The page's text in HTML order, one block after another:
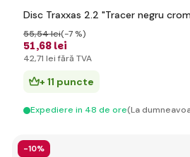
Disc Traxxas 2.2 "Tracer negru
51,68 lei
55,54 lei(-7 %)
42,71 lei fără TVA
+ 11 puncte
Expediere in 48 de ore(La
-10%